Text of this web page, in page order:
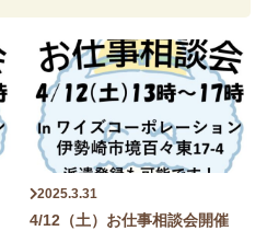
2025.3.31
4/12（土）お仕事相談会開催